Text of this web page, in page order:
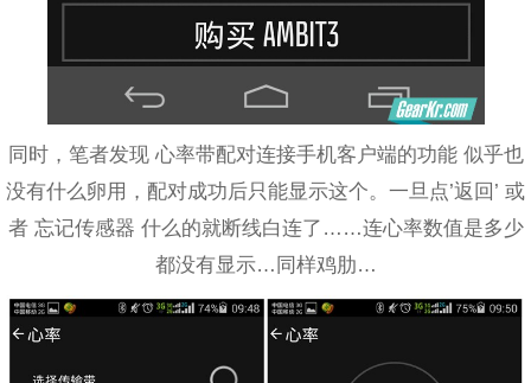
同时，笔者发现 心率带配对连接手机客户端的功能 似乎也
没有什么卵用，配对成功后只能显示这个。一旦点’返回’ 或
者 忘记传感器 什么的就断线白连了……连心率数值是多少
都没有显示…同样鸡肋…